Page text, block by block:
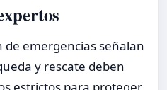
de emergencias señalan
y rescate deben
estrictos para proteger